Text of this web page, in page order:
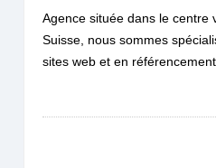
Agence située dans le centre
Suisse, nous sommes
sites web et en